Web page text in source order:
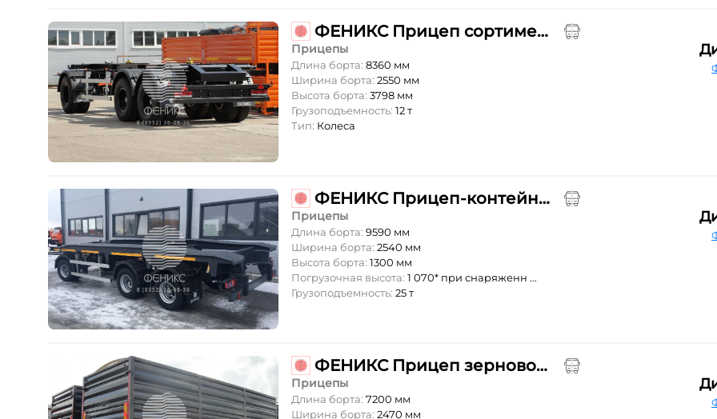
ФЕНИКС Прицеп сортиментовозный 780592
Прицепы
Длина борта: 8360 мм
Ширина борта: 2550 мм
Высота борта: 3798 мм
Грузоподъемность: 12 т
Тип: Колеса
ФЕНИКС Прицеп-контейнеровоз 780105
Прицепы
Длина борта: 9590 мм
Ширина борта: 2540 мм
Высота борта: 1300 мм
Погрузочная высота: 1 070* при снаряженн ...
Грузоподъемность: 25 т
ФЕНИКС Прицеп зерновозный 3-х осный ТФК "Феникс"
Прицепы
Длина борта: 7200 мм
Ширина борта: 2470 мм